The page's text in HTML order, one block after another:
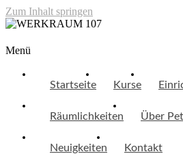
Zum Inhalt springen
WERKRAUM 107
Menü
Startseite Kurse
Räumlichkeiten Über
Neuigkeiten Kontakt